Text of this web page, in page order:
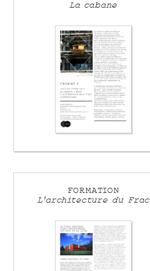
La cabane
FORMATION
L'architecture du Frac